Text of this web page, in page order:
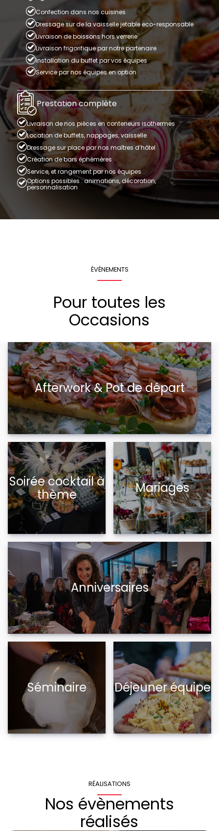
Confection dans nos cuisines
Dressage sur de la vaisselle jetable eco-responsable
Livraison de boissons hors verrerie
Livraison frigorifique par notre partenaire
Installation du buffet par vos équipes
Service par nos équipes en option
Prestation complète
Livraison de nos pièces en conteneurs isothermes
Location de buffets, nappages, vaisselle
Dressage sur place par nos maîtres d’hôtel
Création de bars éphémères
Service, et rangement par nos équipes
Options possibles : animations, décoration,
personnalisation
ÉVÈNEMENTS
Pour toutes les
Occasions
Afterwork & Pot de départ
Soirée cocktail à
thème
Mariages
Anniversaires
Séminaire Déjeuner équipe
RÉALISATIONS
Nos évènements
réalisés